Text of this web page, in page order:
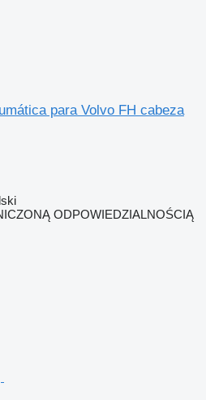
para Volvo FH cabeza
ODPOWIEDZIALNOŚCIĄ